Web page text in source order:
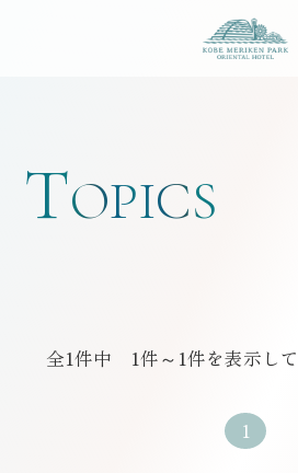
TOPICS
全1件中 1件～1件を表示して
1